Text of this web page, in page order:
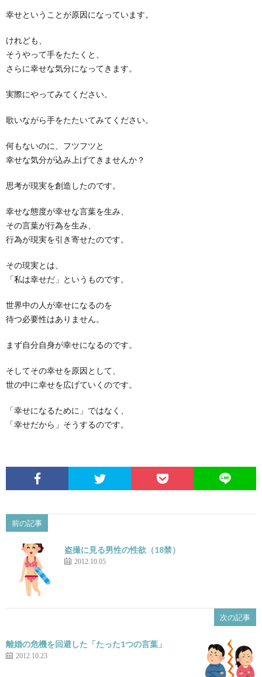
幸せということが原因になっています。
けれども、
そうやって手をたたくと、
さらに幸せな気分になってきます。
実際にやってみてください。
歌いながら手をたたいてみてください。
何もないのに、フツフツと
幸せな気分が込み上げてきませんか？
思考が現実を創造したのです。
幸せな態度が幸せな言葉を生み、
その言葉が行為を生み、
行為が現実を引き寄せたのです。
その現実とは、
「私は幸せだ」というものです。
世界中の人が幸せになるのを
待つ必要性はありません。
まず自分自身が幸せになるのです。
そしてその幸せを原因として、
世の中に幸せを広げていくのです。
「幸せになるために」ではなく、
「幸せだから」そうするのです。
前の記事
盗撮に見る男性の性欲（18禁）
2012.10.05
次の記事
離婚の危機を回避した「たった1つの言葉」
2012.10.23